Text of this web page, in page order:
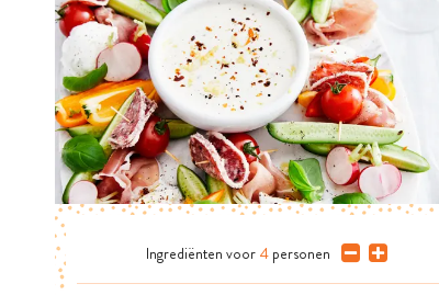
Ingrediënten voor 4 personen